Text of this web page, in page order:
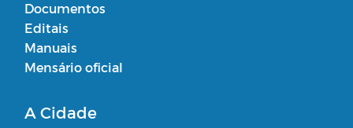
Documentos
Editais
Manuais
Mensário oficial
A Cidade